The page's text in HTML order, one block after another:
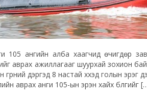
105 ангийн алба хаагчид өчигдөр
аврах ажиллагааг шуурхай зохион
дэргэд 8 настай хүүхэд голын эрэг
аврах анги 105-ын эрэн хайх бүлгийг